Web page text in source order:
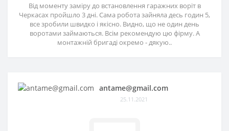
Від моменту заміру до встановлення гаражних воріт в
Черкасах пройшло 3 дні. Сама робота зайняла десь годин 5,
все зробили швидко і якісно. Видно, що не один день
воротами займаються. Всім рекомендую цю фірму. А
монтажній бригаді окремо - дякую..
antame@gmail.com
25.11.2021